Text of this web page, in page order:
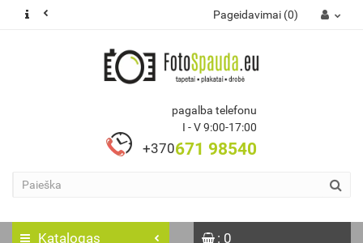
Pageidavimai (0)
pagalba telefonu
I - V 9:00-17:00
+370671 98540
Katalogas : 0